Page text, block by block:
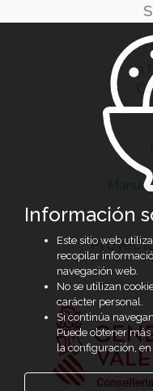
La
Información
Este sitio web
recopilar
navegación web.
No se utilizan
carácter personal.
Si continúa
Puede obtener
la configuración,